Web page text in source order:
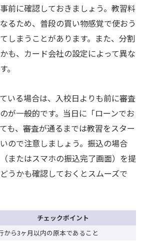
前に確認しておきましょう。教習料
るため、普段の買い物感覚で使おう
しまうことがあります。また、分割
も、カード会社の設定によって異な
。
いる場合は、入校日よりも前に審査
が一般的です。当日に「ローンでお
も、審査が通るまでは教習をスター
ので注意しましょう。振込の場合
またはスマホの振込完了画面）を提
うかも確認しておくとスムーズで
チェックポイント
から3ヶ月以内の原本であること